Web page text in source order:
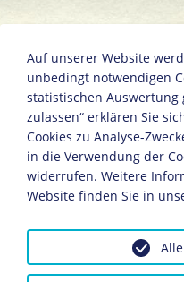
August Bebel
um 1905
12,4 x 17,2
Bildnachweis:
Berlin
Dieses Objekt ist
Biografie August Bebel
Auf unserer Website
unbedingt notwendigen
statistischen Auswertung
zulassen“ erklären Sie
Cookies zu Analyse-
in die Verwendung der
widerrufen. Weitere
Website finden Sie in